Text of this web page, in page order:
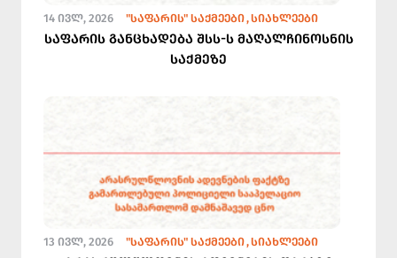
14 ᲘᲕᲚ, 2026 "ᲡᲐᲤᲐᲠᲘᲡ" ᲡᲐᲥᲛᲔᲔᲑᲘ ᲡᲘᲐᲮᲚᲔᲔᲑᲘ
საფარის განცხადება შსს-ს მაღალჩინოსნის
საქმეზე
13 ᲘᲕᲚ, 2026 "ᲡᲐᲤᲐᲠᲘᲡ" ᲡᲐᲥᲛᲔᲔᲑᲘ ᲡᲘᲐᲮᲚᲔᲔᲑᲘ